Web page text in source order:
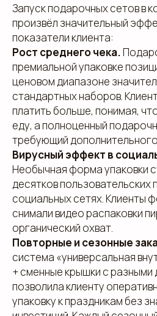
Запуск подарочных сетов в
произвёл значительный
показатели клиента:
Рост среднего чека.
премиальной упаковке
ценовом диапазоне
стандартных наборов.
платить больше, понимая,
еду, а полноценный
требующий
Вирусный эффект в
Необычная форма упаковки
десятков пользовательских
социальных сетях. Клиенты
снимали видео распаковки
органический охват.
Повторные и сезонные
система «универсальная
+ сменные крышки с разными
позволила клиенту
упаковку к праздникам без